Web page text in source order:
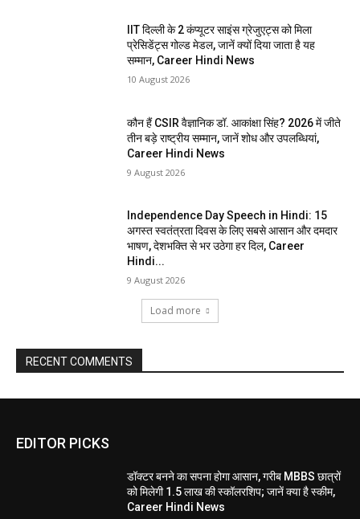
IIT दिल्ली के 2 कंप्यूटर साइंस ग्रेजुएट्स को मिला
प्रेसिडेंट्स गोल्ड मेडल, जानें क्यों दिया जाता है यह
सम्मान, Career Hindi News
10 August 2026
कौन हैं CSIR वैज्ञानिक डॉ. आकांक्षा सिंह? 2026 में जीते
तीन बड़े राष्ट्रीय सम्मान, जानें शोध और उपलब्धियां,
Career Hindi News
9 August 2026
Independence Day Speech in Hindi: 15
अगस्त स्वतंत्रता दिवस के लिए सबसे आसान और दमदार
भाषण, देशभक्ति से भर उठेगा हर दिल, Career
Hindi...
9 August 2026
Load more
RECENT COMMENTS
EDITOR PICKS
डॉक्टर बनने का सपना होगा आसान, गरीब MBBS छात्रों
को मिलेगी 1.5 लाख की स्कॉलरशिप; जानें क्या है स्कीम,
Career Hindi News